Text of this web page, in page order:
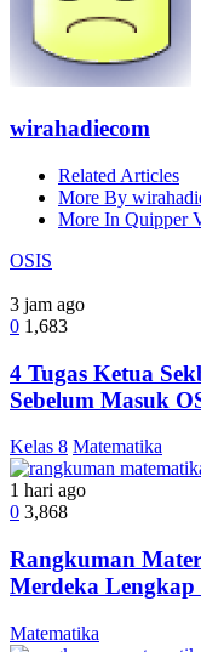
wirahadiecom
Related Articles
More By
More In Quipper
OSIS
3 jam ago
0 1,683
4 Tugas Ketua
Sebelum Masuk
Kelas 8 Matematika
1 hari ago
0 3,868
Rangkuman
Merdeka Lengkap
Matematika